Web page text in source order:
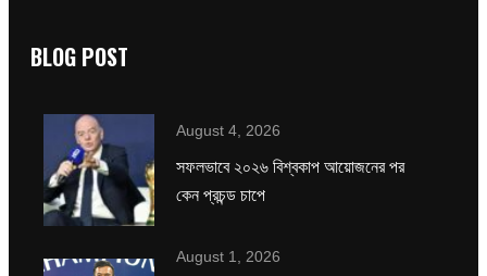
BLOG POST
August 4, 2026
সফলভাবে ২০২৬ বিশ্বকাপ আয়োজনের পর
কেন প্রচন্ড চাপে
August 1, 2026